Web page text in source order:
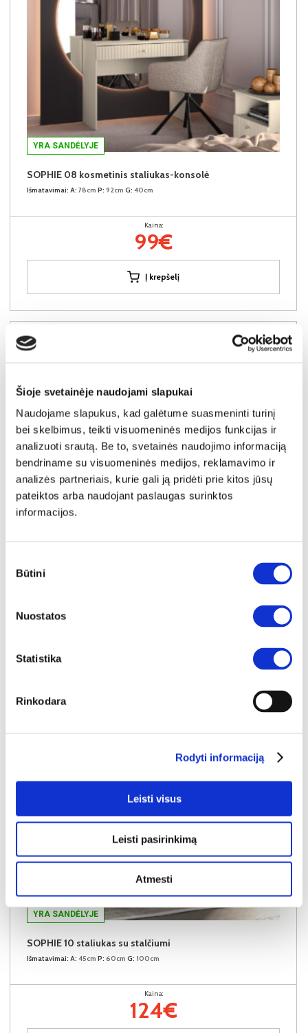
Šioje svetainėje naudojami slapukai
Naudojame slapukus, kad galėtume suasmeninti turinį
bei skelbimus, teikti visuomeninės medijos funkcijas ir
analizuoti srautą. Be to, svetainės naudojimo informaciją
bendriname su visuomeninės medijos, reklamavimo ir
analizės partneriais, kurie gali ją pridėti prie kitos jūsų
pateiktos arba naudojant paslaugas surinktos
informacijos.
pasirinkimas
Būtini
Nuostatos
Statistika
Rinkodara
Rodyti informaciją
Leisti visus
Leisti pasirinkimą
Atmesti
YRA SANDĖLYJE
SOPHIE 08 kosmetinis staliukas-konsolė
Išmatavimai: A: 78cm P: 92cm G: 40cm
Kaina:
99€
Į krepšelį
Išmatavimai:
YRA SANDĖLYJE
SOPHIE 10 staliukas su stalčiumi
Išmatavimai: A: 45cm P: 60cm G: 100cm
Kaina:
124€